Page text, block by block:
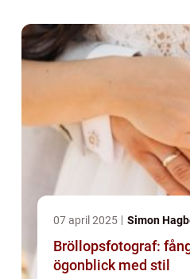
07 april 2025 Simon
Bröllopsfotograf:
ögonblick med stil